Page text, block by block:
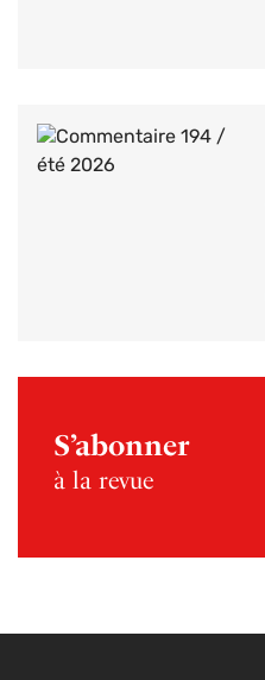
S’abonner
à la revue